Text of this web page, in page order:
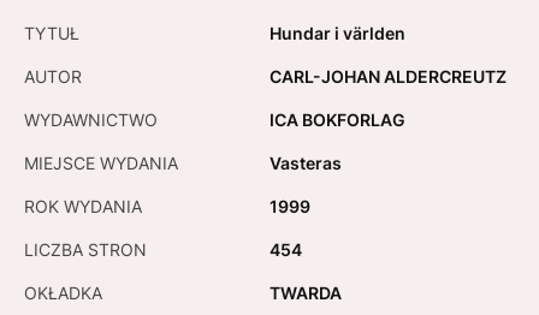
TYTUŁ Hundar i världen
AUTOR CARL-JOHAN ALDERCREUTZ
WYDAWNICTWO ICA BOKFORLAG
MIEJSCE WYDANIA Vasteras
ROK WYDANIA 1999
LICZBA STRON 454
OKŁADKA TWARDA